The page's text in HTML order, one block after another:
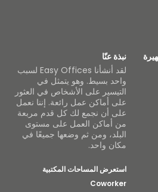
نبذة عنّا
لقد أنشأنا Easy Offices لسبب
واحد بسيط. وهو يتمثل في
التيسير على الأشخاص في العثور
على أماكن عمل رائعة. إننا نعمل
على أن نجمع لك كل قدم مربعة
من أماكن العمل على مستوى
البلد، ومن ثم وضعها جميعًا في
مكان واحد.
استعرض المساحات المكتبية
Coworker